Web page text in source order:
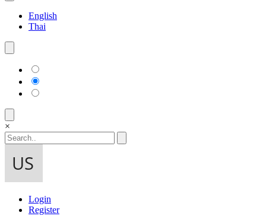
English
Thai
×
Login
Register